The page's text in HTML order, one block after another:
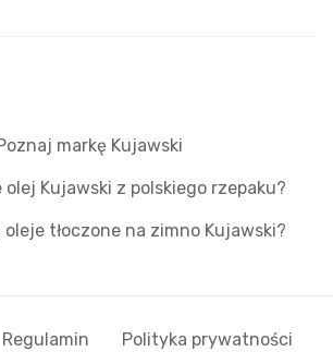
markę Kujawski
Kujawski z polskiego rzepaku?
tłoczone na zimno Kujawski?
Regulamin Polityka prywatności